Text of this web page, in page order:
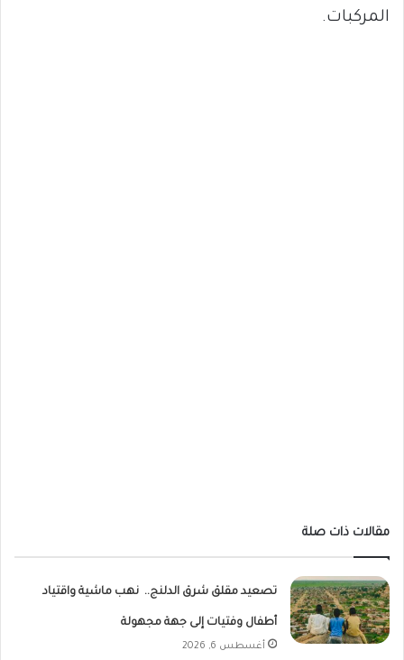
المركبات.
مقالات ذات صلة
تصعيد مقلق شرق الدلنج.. نهب ماشية واقتياد
أطفال وفتيات إلى جهة مجهولة
أغسطس 6, 2026